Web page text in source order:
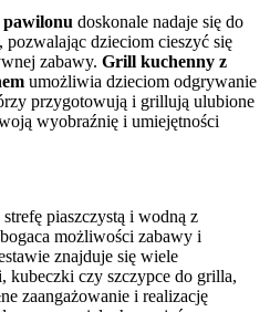
doskonale nadaje się do
dzieciom cieszyć się
zabawy. Grill kuchenny z
umożliwia dzieciom odgrywanie
przygotowują i grillują ulubione
wyobraźnię i umiejętności
piaszczystą i wodną z
możliwości zabawy i
znajduje się wiele
kubeczki czy szczypce do grilla,
zaangażowanie i realizację